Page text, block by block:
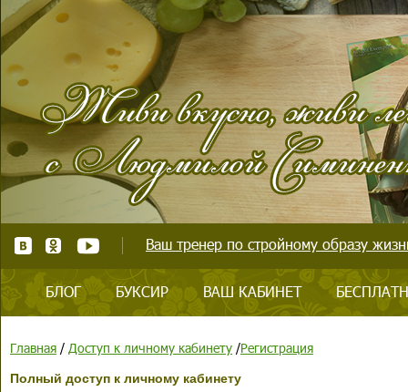
Ваш тренер по стройному образу
БЛОГ БУКСИР ВАШ КАБИНЕТ
Главная / Доступ к личному кабинету /Регистрация
Полный доступ к личному кабинету